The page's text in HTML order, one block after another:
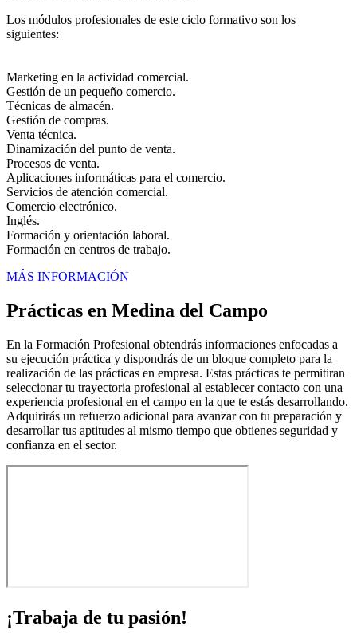
Los módulos profesionales de este ciclo formativo son los
siguientes:
Marketing en la actividad comercial.
Gestión de un pequeño comercio.
Técnicas de almacén.
Gestión de compras.
Venta técnica.
Dinamización del punto de venta.
Procesos de venta.
Aplicaciones informáticas para el comercio.
Servicios de atención comercial.
Comercio electrónico.
Inglés.
Formación y orientación laboral.
Formación en centros de trabajo.
MÁS INFORMACIÓN
Prácticas en Medina del Campo
En la Formación Profesional obtendrás informaciones enfocadas a
su ejecución práctica y dispondrás de un bloque completo para la
realización de las prácticas en empresa. Estas prácticas te permitiran
seleccionar tu trayectoria profesional al establecer contacto con una
experiencia profesional en el campo en la que te estás desarrollando.
Adquirirás un refuerzo adicional para avanzar con tu preparación y
desarrollar tus aptitudes al mismo tiempo que obtienes seguridad y
confianza en el sector.
¡Trabaja de tu pasión!